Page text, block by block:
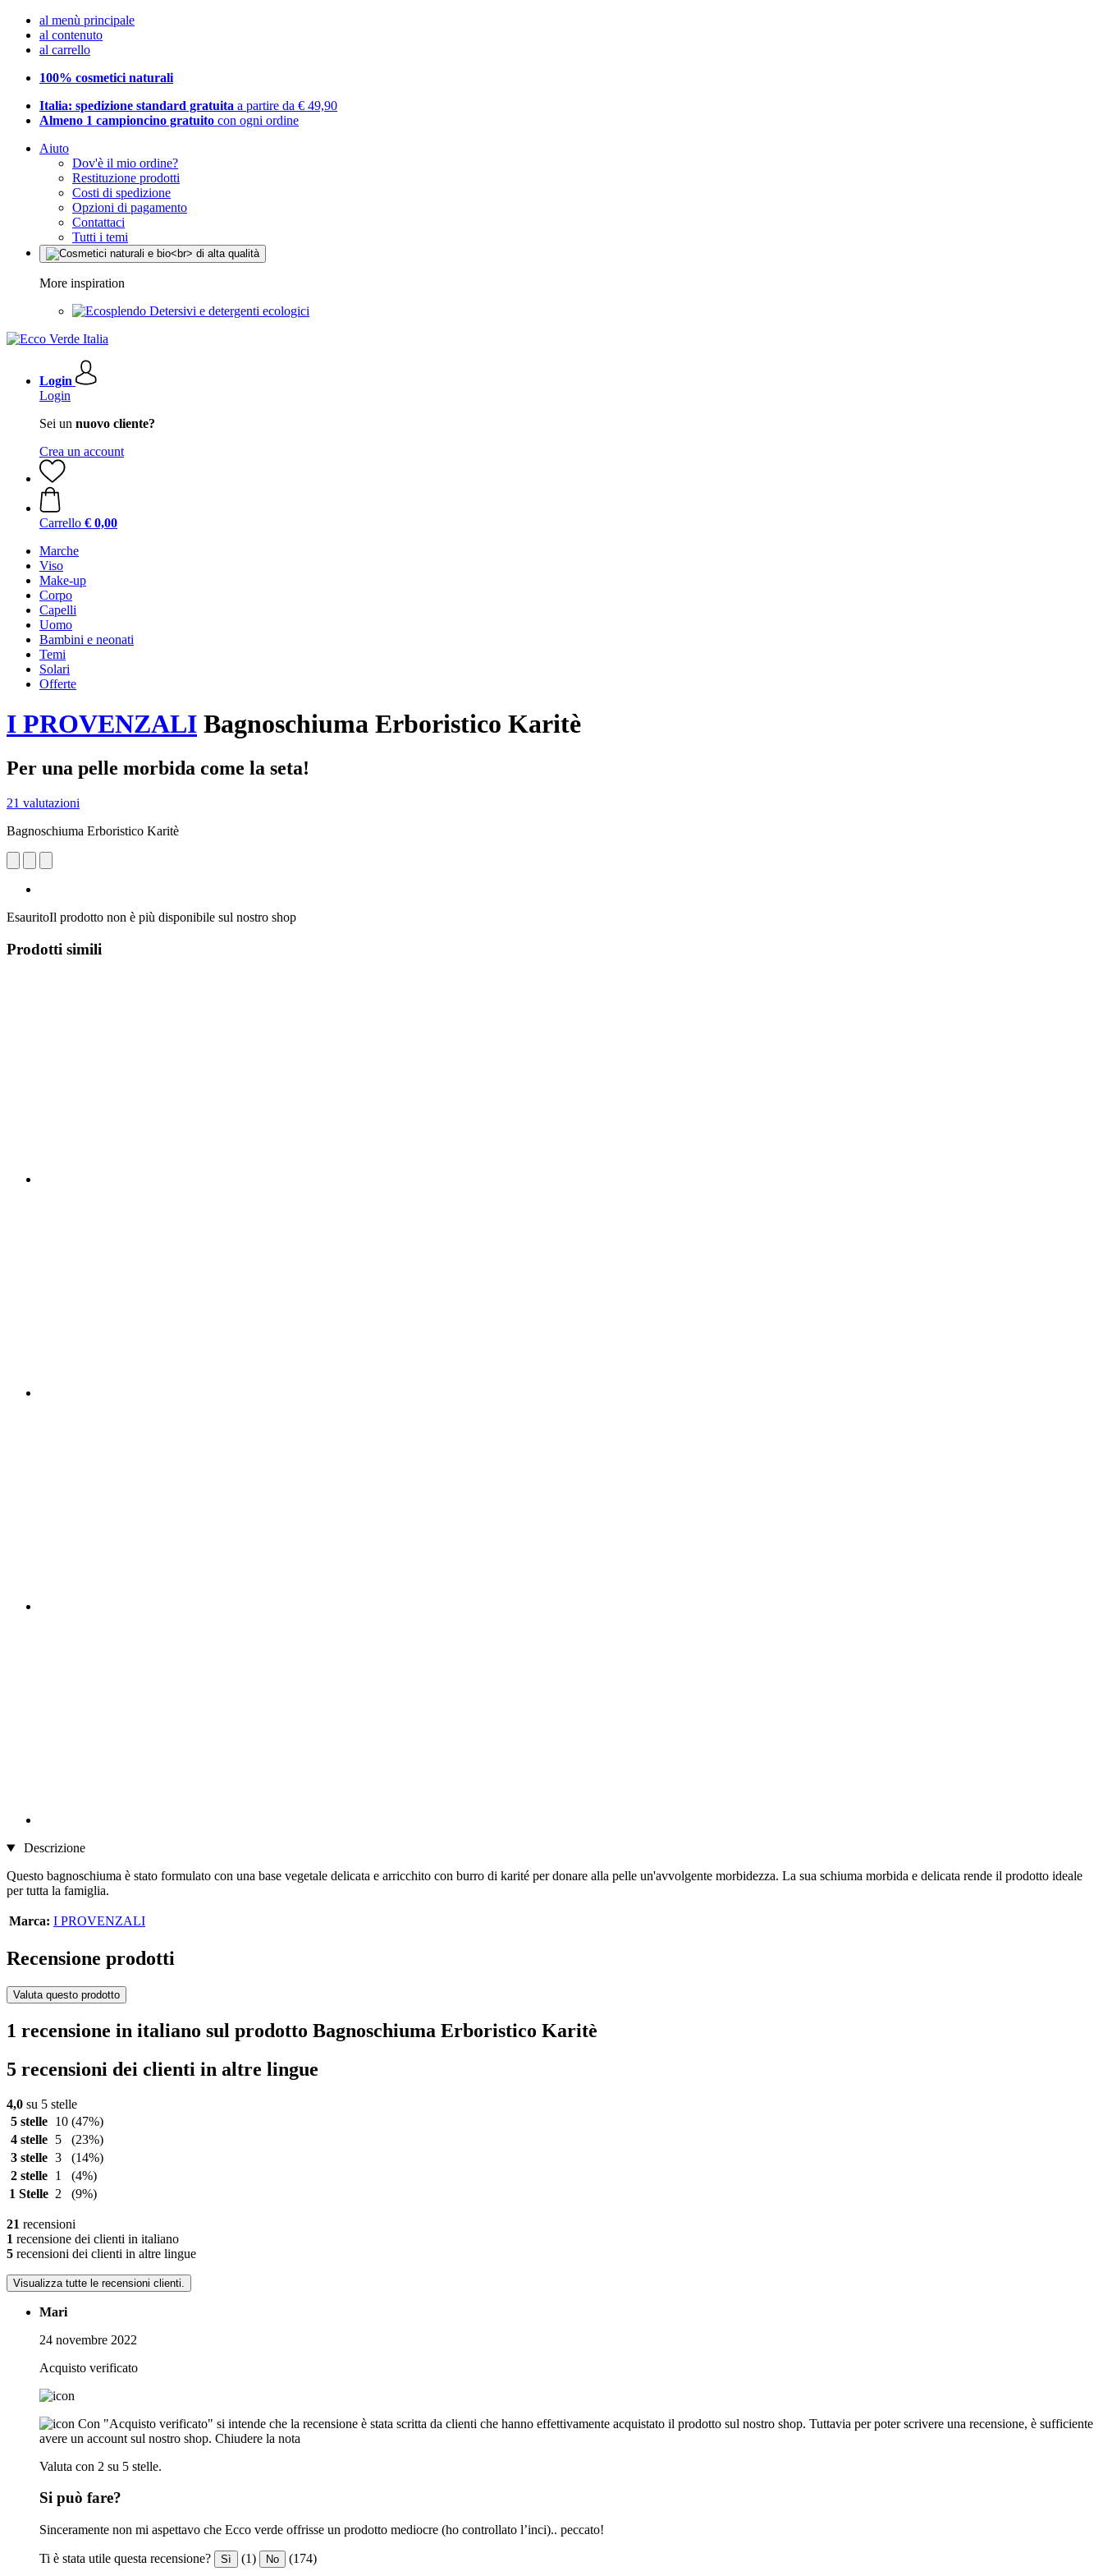
al menù principale
al contenuto
al carrello
100% cosmetici naturali
Italia: spedizione standard gratuita a partire da € 49,90
Almeno 1 campioncino gratuito con ogni ordine
Aiuto
Dov'è il mio ordine?
Restituzione prodotti
Costi di spedizione
Opzioni di pagamento
Contattaci
Tutti i temi
More inspiration
Detersivi e detergenti ecologici
Login
Login
Sei un nuovo cliente?
Crea un account
Carrello € 0,00
Marche
Viso
Make-up
Corpo
Capelli
Uomo
Bambini e neonati
Temi
Solari
Offerte
I PROVENZALI Bagnoschiuma Erboristico Karitè
Per una pelle morbida come la seta!
21 valutazioni
Bagnoschiuma Erboristico Karitè
EsauritoIl prodotto non è più disponibile sul nostro shop
Prodotti simili
Descrizione
Questo bagnoschiuma è stato formulato con una base vegetale delicata e arricchito con burro di karité per donare alla pelle un'avvolgente morbidezza. La sua schiuma morbida e delicata rende il prodotto ideale
per tutta la famiglia.
Marca: I PROVENZALI
Recensione prodotti
Valuta questo prodotto
1 recensione in italiano sul prodotto Bagnoschiuma Erboristico Karitè
5 recensioni dei clienti in altre lingue
4,0 su 5 stelle
5 stelle
10 (47%)
4 stelle
5
(23%)
3 stelle 3
(14%)
2 stelle
1
(4%)
1 Stelle 2 (9%)
21 recensioni
1 recensione dei clienti in italiano
5 recensioni dei clienti in altre lingue
Visualizza tutte le recensioni clienti.
Mari
24 novembre 2022
Acquisto verificato
Con "Acquisto verificato" si intende che la recensione è stata scritta da clienti che hanno effettivamente acquistato il prodotto sul nostro shop. Tuttavia per poter scrivere una recensione, è sufficiente
avere un account sul nostro shop. Chiudere la nota
Valuta con 2 su 5 stelle.
Si può fare?
Sinceramente non mi aspettavo che Ecco verde offrisse un prodotto mediocre (ho controllato l’inci).. peccato!
Ti è stata utile questa recensione? Sì (1) No (174)